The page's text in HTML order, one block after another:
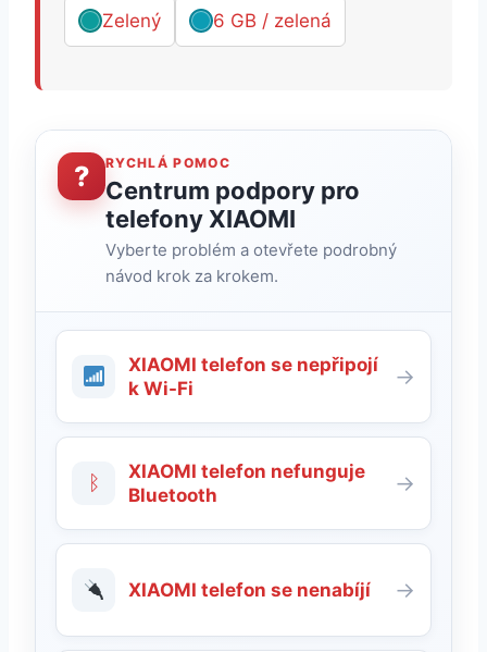
Zelený 6 GB / zelená
? RYCHLÁ POMOC
Centrum podpory pro
telefony XIAOMI
Vyberte problém a otevřete podrobný
návod krok za krokem.
XIAOMI telefon se nepřipojí
k Wi-Fi
→
ᛒ
XIAOMI telefon nefunguje
Bluetooth
→
XIAOMI telefon se nenabíjí →